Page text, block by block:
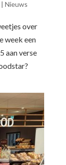
Nieuws
over
week een
aan verse